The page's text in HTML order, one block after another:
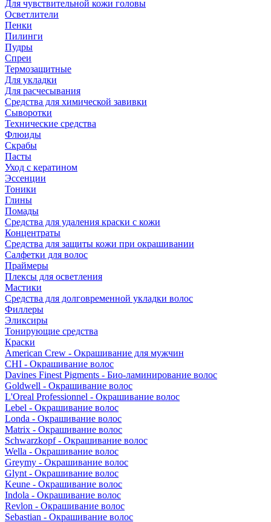
Для чувствительной кожи головы
Осветлители
Пенки
Пилинги
Пудры
Спреи
Термозащитные
Для укладки
Для расчесывания
Средства для химической завивки
Сыворотки
Технические средства
Флюиды
Скрабы
Пасты
Уход с кератином
Эссенции
Тоники
Глины
Помады
Средства для удаления краски с кожи
Концентраты
Средства для защиты кожи при окрашивании
Салфетки для волос
Праймеры
Плексы для осветления
Мастики
Средства для долговременной укладки волос
Филлеры
Эликсиры
Тонирующие средства
Краски
American Crew - Окрашивание для мужчин
CHI - Окрашивание волос
Davines Finest Pigments - Био-ламинирование волос
Goldwell - Окрашивание волос
L'Oreal Professionnel - Окрашивание волос
Lebel - Окрашивание волос
Londa - Окрашивание волос
Matrix - Окрашивание волос
Schwarzkopf - Окрашивание волос
Wella - Окрашивание волос
Greymy - Окрашивание волос
Glynt - Окрашивание волос
Keune - Окрашивание волос
Indola - Окрашивание волос
Revlon - Окрашивание волос
Sebastian - Окрашивание волос